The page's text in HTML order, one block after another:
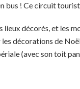
bus ! Ce circuit
décorés, et les
décorations de
(avec son toit